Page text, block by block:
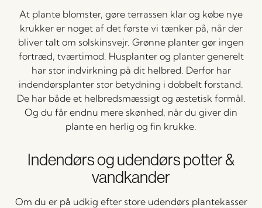
At plante blomster, gøre terrassen klar og købe nye
krukker er noget af det første vi tænker på, når der
bliver talt om solskinsvejr. Grønne planter gør ingen
fortræd, tværtimod. Husplanter og planter generelt
har stor indvirkning på dit helbred. Derfor har
indendørsplanter stor betydning i dobbelt forstand.
De har både et helbredsmæssigt og æstetisk formål.
Og du får endnu mere skønhed, når du giver din
plante en herlig og fin krukke.
Indendørs og udendørs potter &
vandkander
Om du er på udkig efter store udendørs plantekasser